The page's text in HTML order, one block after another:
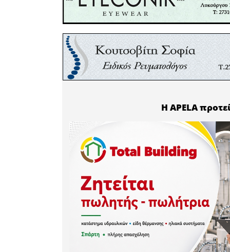
υψηλά
υγείας.